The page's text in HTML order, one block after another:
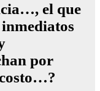
el que
por